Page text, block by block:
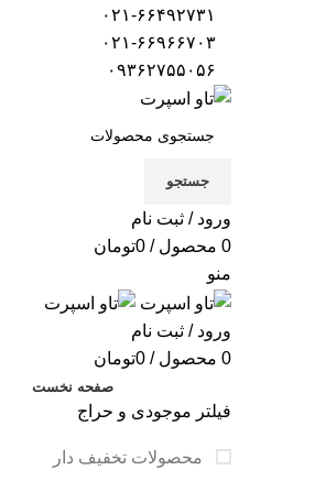
جستجو
ورود / ثبت نام
0 محصول / تومان0
منو
ورود / ثبت نام
0 محصول / تومان0
صفحه نخست
فیلتر موجودی و حراج
محصولات تخفیف دار